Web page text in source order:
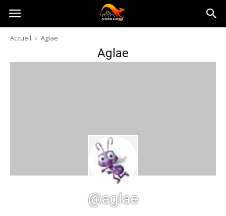
Australia-
australie.com
Accueil Aglae
Aglae
@aglae